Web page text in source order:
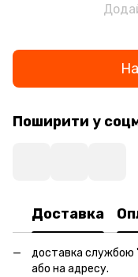
Поширити у
Доставка
доставка службою
або на адресу.